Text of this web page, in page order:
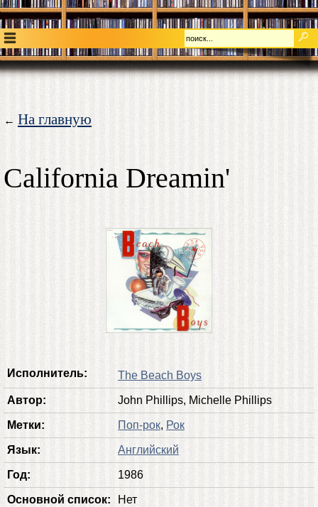
← На главную
California Dreamin'
Исполнитель: The Beach Boys
Автор: John Phillips, Michelle Phillips
Метки: Поп-рок, Рок
Язык: Английский
Год: 1986
Основной список: Нет